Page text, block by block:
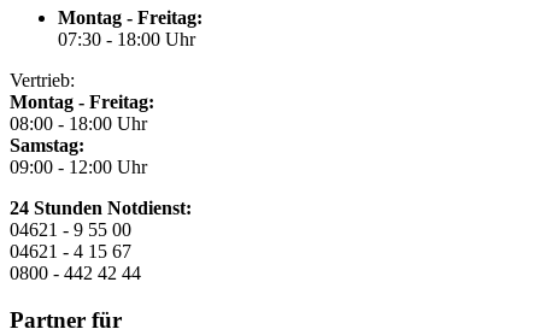
Montag - Freitag:
07:30 - 18:00 Uhr
Vertrieb:
Montag - Freitag:
08:00 - 18:00 Uhr
Samstag:
09:00 - 12:00 Uhr
24 Stunden Notdienst:
04621 - 9 55 00
04621 - 4 15 67
0800 - 442 42 44
Partner für